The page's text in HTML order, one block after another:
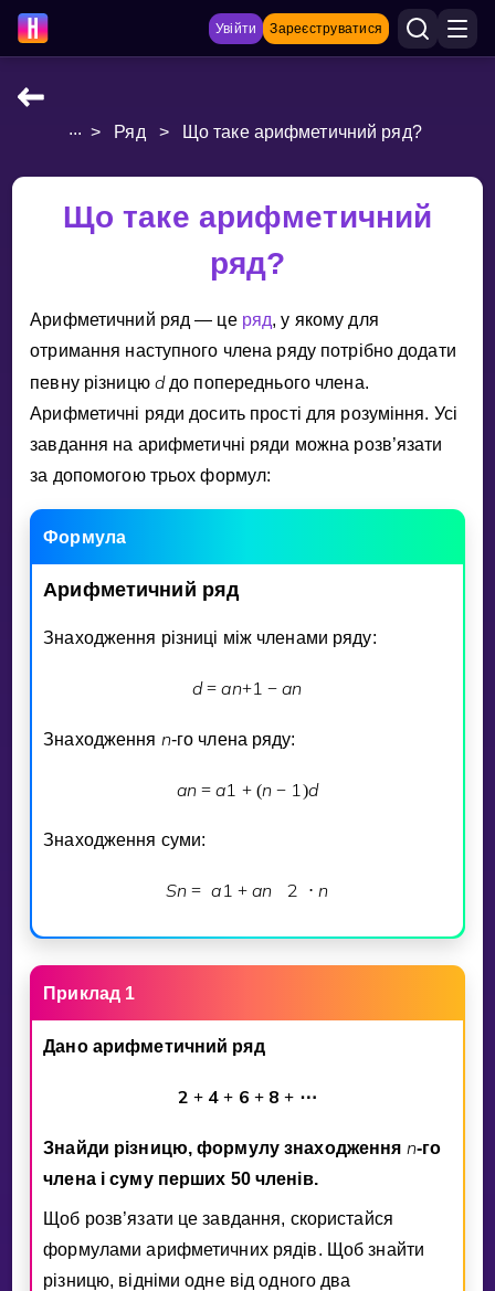
Увійти Зареєструватися
НАВЧАЛЬНІ МАТЕРІАЛИ
Показати більше
Multiplication Master
Джуніор-матем
НАВЧАЛЬНИЙ ПЛАН
Select curriculum
Увійти
... > Ряд > Що таке арифметичний ряд?
Що таке арифметичний
ряд?
Арифметичний ряд — це ряд, у якому для
отримання наступного члена ряду потрiбно додати
певну рiзницю dдо попереднього члена.
Арифметичнi ряди досить простi для розумiння. Усi
завдання на арифметичнi ряди можна розв’язати
за допомогою трьох формул:
Формула
Арифметичний ряд
Знаходження рiзницi мiж членами ряду:
d = an+1 − an
Знаходження n-го члена ряду:
an = a1 + (n − 1)d
Знаходження суми:
Sn = a1 + an 2 ⋅ n
Приклад 1
Дано арифметичний ряд
2 + 4 + 6 + 8 + ⋯
Знайди рiзницю, формулу знаходження n-го
члена i суму перших 50 членiв.
Щоб розв’язати це завдання, скористайся
формулами арифметичних рядiв. Щоб знайти
рiзницю, вiднiми одне вiд одного два